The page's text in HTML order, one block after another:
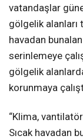
vatandaşlar
gölgelik alanları
havadan
serinlemeye
gölgelik
korunmaya
“Klima,
Sıcak havadan